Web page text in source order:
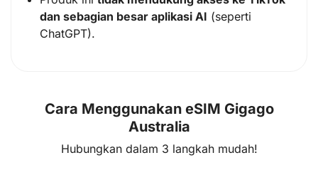
dan sebagian besar aplikasi AI (seperti
ChatGPT).
Cara Menggunakan eSIM Gigago
Australia
Hubungkan dalam 3 langkah mudah!